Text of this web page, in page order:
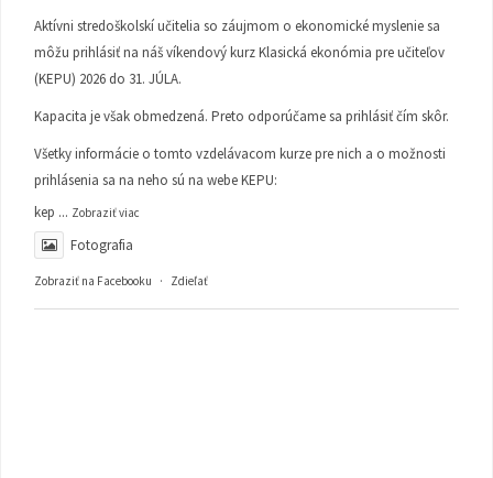
Aktívni stredoškolskí učitelia so záujmom o ekonomické myslenie sa
môžu prihlásiť na náš víkendový kurz Klasická ekonómia pre učiteľov
(KEPU) 2026 do 31. JÚLA.
Kapacita je však obmedzená. Preto odporúčame sa prihlásiť čím skôr.
Všetky informácie o tomto vzdelávacom kurze pre nich a o možnosti
prihlásenia sa na neho sú na webe KEPU:
kep ... Zobraziť viac
Fotografia
Zobraziť na Facebooku · Zdieľať